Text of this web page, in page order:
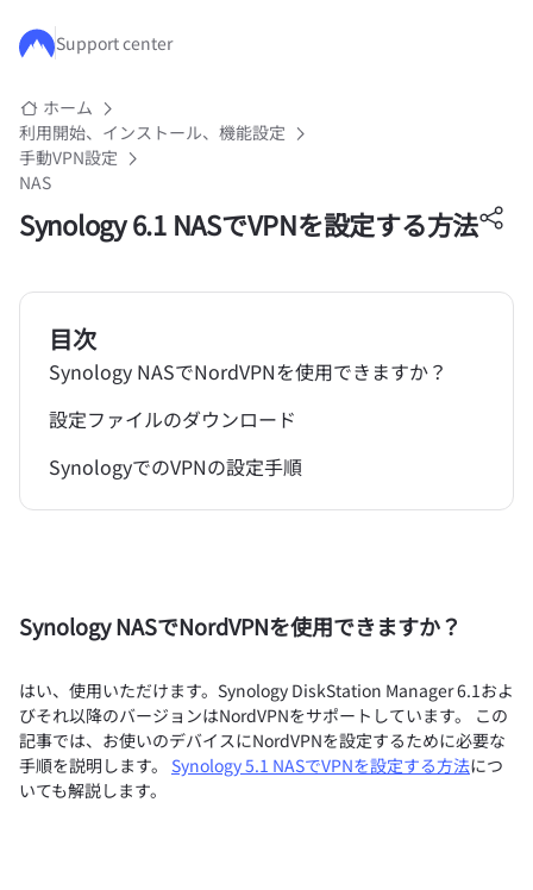
メインコンテンツにスキップ
Support center
ホーム
利用開始、インストール、機能設定
手動VPN設定
NAS
Synology 6.1 NASでVPNを設定する方法
目次
Synology NASでNordVPNを使用できますか？
設定ファイルのダウンロード
SynologyでのVPNの設定手順
Synology NASでNordVPNを使用できますか？
はい、使用いただけます。Synology DiskStation Manager 6.1およ
びそれ以降のバージョンはNordVPNをサポートしています。 この
記事では、お使いのデバイスにNordVPNを設定するために必要な
手順を説明します。 Synology 5.1 NASでVPNを設定する方法につ
いても解説します。